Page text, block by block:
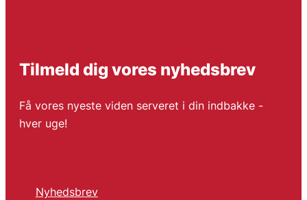
Tilmeld dig vores nyhedsbrev
Få vores nyeste viden serveret i din indbakke -
hver uge!
Nyhedsbrev